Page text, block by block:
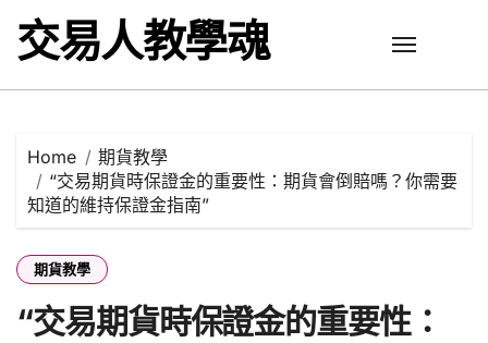
content
交易人教學魂
Home
期貨教學
“交易期貨時保證金的重要性：期貨會倒賠嗎？你需要
知道的維持保證金指南”
期貨教學
“交易期貨時保證金的重要性：